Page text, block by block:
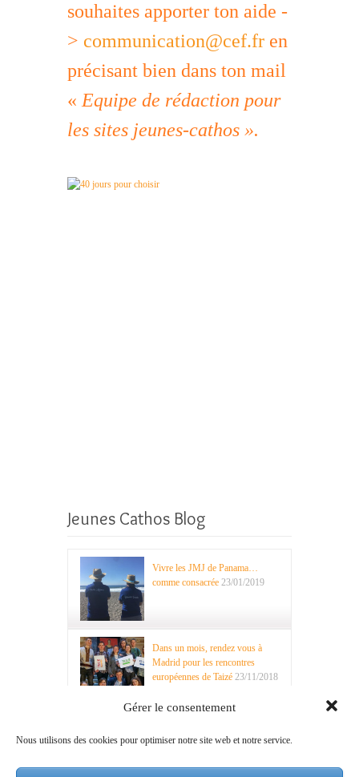
Gérer le consentement
Nous utilisons des cookies pour optimiser notre site web et notre service.
souhaites apporter ton aide -
> communication@cef.fr en
précisant bien dans ton mail
« Equipe de rédaction pour
les sites jeunes-cathos ».
Jeunes Cathos Blog
Vivre les JMJ de Panama…
comme consacrée 23/01/2019
Dans un mois, rendez vous à
Madrid pour les rencontres
européennes de Taizé 23/11/2018
Recherche